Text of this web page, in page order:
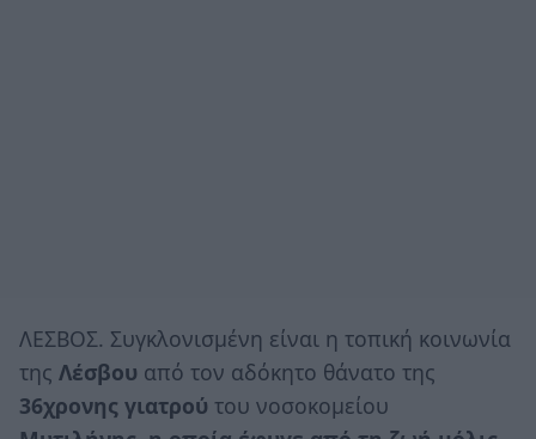
ΛΕΣΒΟΣ. Συγκλονισμένη είναι η τοπική κοινωνία
της Λέσβου από τον αδόκητο θάνατο της
36χρονης γιατρού του νοσοκομείου